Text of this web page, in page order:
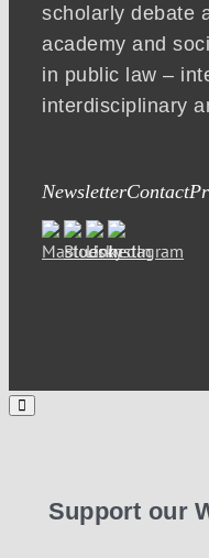
scholarly debate
academy and
in public law –
interdisciplinary
NewsletterContact
Support our